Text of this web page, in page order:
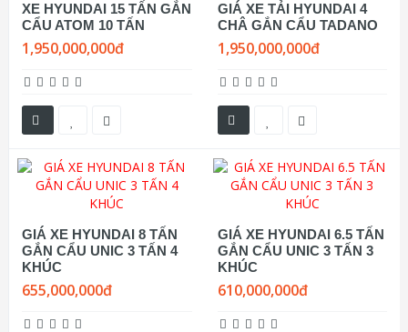
XE HYUNDAI 15 TẤN GẮN
CẨU ATOM 10 TẤN
1,950,000,000đ
GIÁ XE TẢI HYUNDAI 4
CHÂ GẮN CẨU TADANO
1,950,000,000đ
GIÁ XE HYUNDAI 8 TẤN
GẮN CẨU UNIC 3 TẤN 4
KHÚC
655,000,000đ
GIÁ XE HYUNDAI 6.5 TẤN
GẮN CẨU UNIC 3 TẤN 3
KHÚC
610,000,000đ